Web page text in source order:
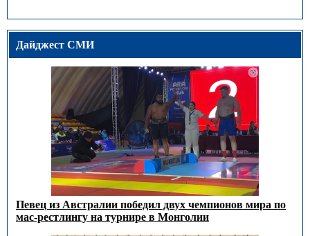
Дайджест СМИ
Певец из Австралии победил двух чемпионов мира по
мас-рестлингу на турнире в Монголии